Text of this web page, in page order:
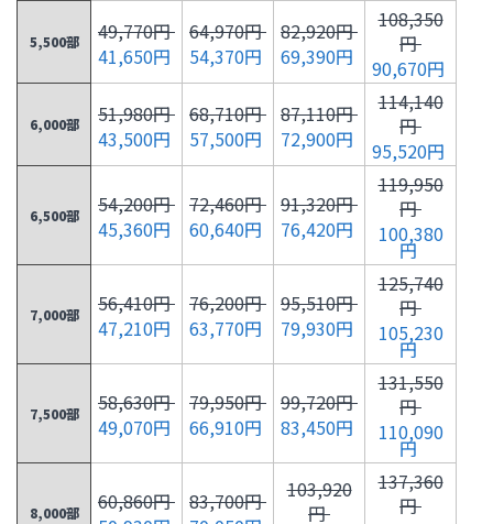
5,500部
49,770円
41,650円
64,970円
54,370円
82,920円
69,390円
108,350
円
90,670円
6,000部
51,980円
43,500円
68,710円
57,500円
87,110円
72,900円
114,140
円
95,520円
6,500部
54,200円
45,360円
72,460円
60,640円
91,320円
76,420円
119,950
円
100,380
円
7,000部
56,410円
47,210円
76,200円
63,770円
95,510円
79,930円
125,740
円
105,230
円
7,500部
58,630円
49,070円
79,950円
66,910円
99,720円
83,450円
131,550
円
110,090
円
8,000部
60,860円 83,700円
103,920
円
137,360
円